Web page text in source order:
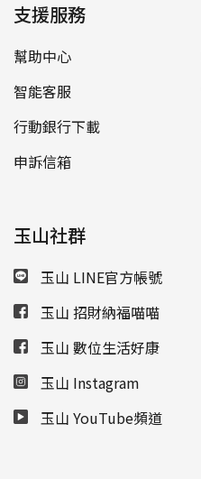
支援服務
幫助中心
智能客服
行動銀行下載
申訴信箱
玉山社群
玉山 LINE官方帳號
玉山 招財納福喵喵
玉山 數位生活好康
玉山 Instagram
玉山 YouTube頻道